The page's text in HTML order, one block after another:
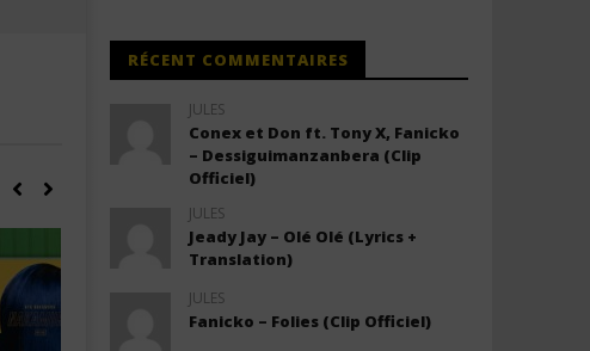
RÉCENT COMMENTAIRES
JULES
Conex et Don ft. Tony X, Fanicko
– Dessiguimanzanbera (Clip
Officiel)
JULES
Jeady Jay – Olé Olé (Lyrics +
Translation)
JULES
Fanicko – Folies (Clip Officiel)